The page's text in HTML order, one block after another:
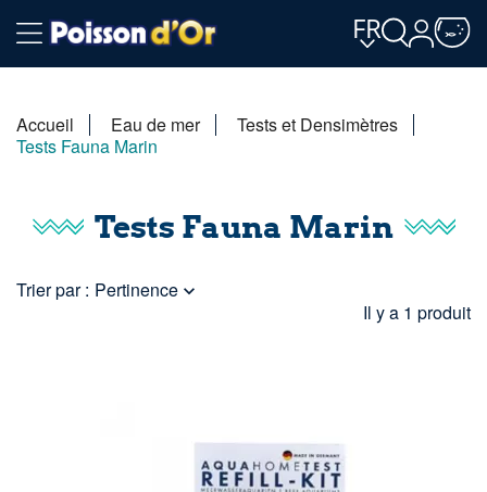
FR
Accueil Eau de mer
Tests et Densimètres
Tests Fauna Marin
Tests Fauna Marin
Trier par : Pertinence 
Il y a 1 produit